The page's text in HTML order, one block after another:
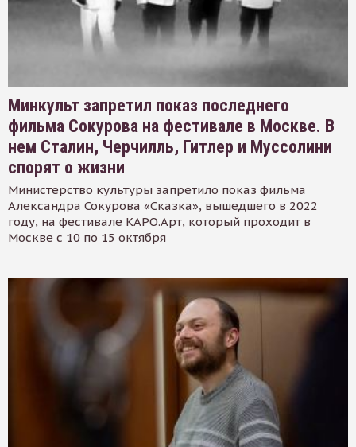
Минкульт запретил показ последнего
фильма Сокурова на фестивале в Москве. В
нем Сталин, Черчилль, Гитлер и Муссолини
спорят о жизни
Министерство культуры запретило показ фильма
Александра Сокурова «Сказка», вышедшего в 2022
году, на фестивале КАРО.Арт, который проходит в
Москве с 10 по 15 октября